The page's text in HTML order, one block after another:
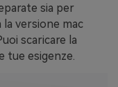
sia per
versione mac
scaricare la
tue esigenze.